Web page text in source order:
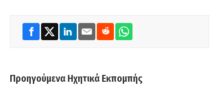
Προηγούμενα Ηχητικά Εκπομπής